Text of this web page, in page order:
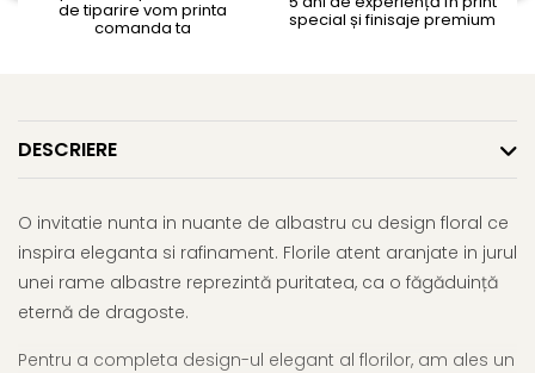
de tiparire vom printa
comanda ta special și finisaje premium
DESCRIERE
O invitatie nunta in nuante de albastru cu design floral ce
inspira eleganta si rafinament. Florile atent aranjate in jurul
unei rame albastre reprezintă puritatea, ca o făgăduință
eternă de dragoste.
Pentru a completa design-ul elegant al florilor, am ales un